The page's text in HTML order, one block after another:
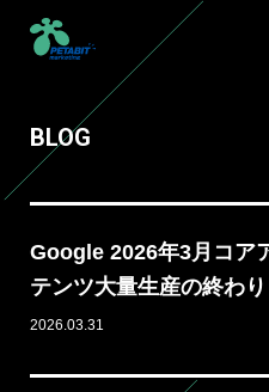
BLOG
Google 2026年3月コ
テンツ大量生産の終わ
2026.03.31
SERVICE
ABOUT
CAREERS